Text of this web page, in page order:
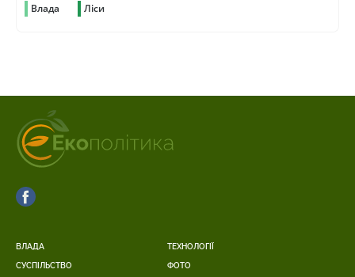
Влада Ліси
ВЛАДА
СУСПІЛЬСТВО
ТЕХНОЛОГІЇ
ФОТО